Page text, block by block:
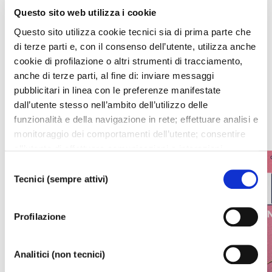
Questo sito web utilizza i cookie
Questo sito utilizza cookie tecnici sia di prima parte che
di terze parti e, con il consenso dell’utente, utilizza anche
cookie di profilazione o altri strumenti di tracciamento,
anche di terze parti, al fine di: inviare messaggi
pubblicitari in linea con le preferenze manifestate
dall’utente stesso nell’ambito dell’utilizzo delle
funzionalità e della navigazione in rete; effettuare analisi e
monitoraggio dei comportamenti dell’utente; consentire
TUTTI”, l’utente acconsente all’uso di tutti i cookie non
tecnici, inclusi quindi quelli di profilazione, analitici e
social. Il consenso è facoltativo e può essere revocato in
qualsiasi momento. Se l’utente desidera modificare le
sinistra dello schermo. Per sapere di più sui cookie che
da dove è
delTecnici (sempre attivi)
Profilazione
Analitici (non tecnici)
Upcoming events
All upcoming events from La Fenice or Malibran Theater
WHAT'S ON